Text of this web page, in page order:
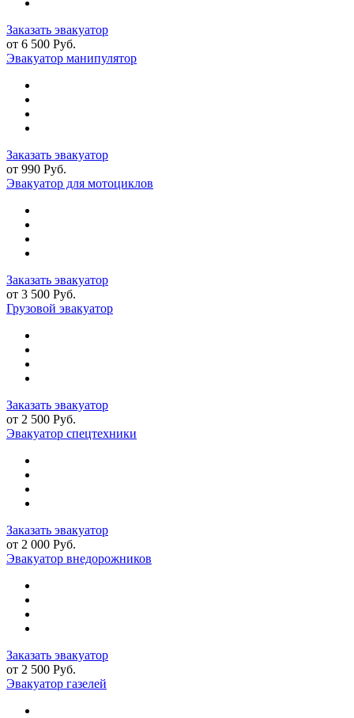
Заказать эвакуатор
от 6 500 Руб.
Эвакуатор манипулятор
Заказать эвакуатор
от 990 Руб.
Эвакуатор для мотоциклов
Заказать эвакуатор
от 3 500 Руб.
Грузовой эвакуатор
Заказать эвакуатор
от 2 500 Руб.
Эвакуатор спецтехники
Заказать эвакуатор
от 2 000 Руб.
Эвакуатор внедорожников
Заказать эвакуатор
от 2 500 Руб.
Эвакуатор газелей